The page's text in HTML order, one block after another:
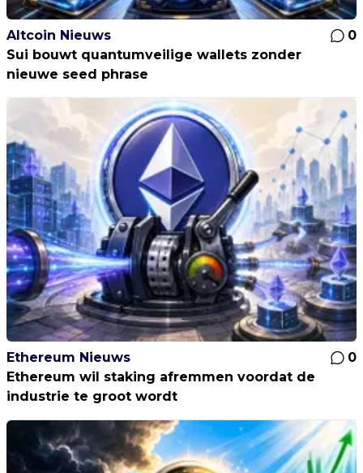
Altcoin Nieuws
0
Sui bouwt quantumveilige wallets zonder
nieuwe seed phrase
Ethereum Nieuws
0
Ethereum wil staking afremmen voordat de
industrie te groot wordt